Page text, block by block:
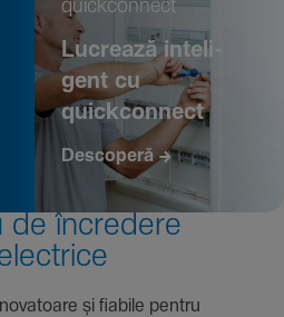
quickconnect
Lucrează inte­li­
gent cu
quickconnect
Descoperă
de încre­dere
și fiabile pentru